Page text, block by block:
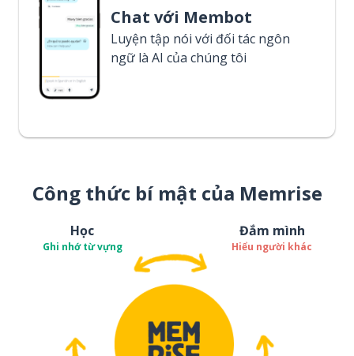
Chat với Membot
Luyện tập nói với đối tác ngôn
ngữ là AI của chúng tôi
Công thức bí mật của Memrise
Học
Ghi nhớ từ vựng
Đắm mình
Hiểu người khác